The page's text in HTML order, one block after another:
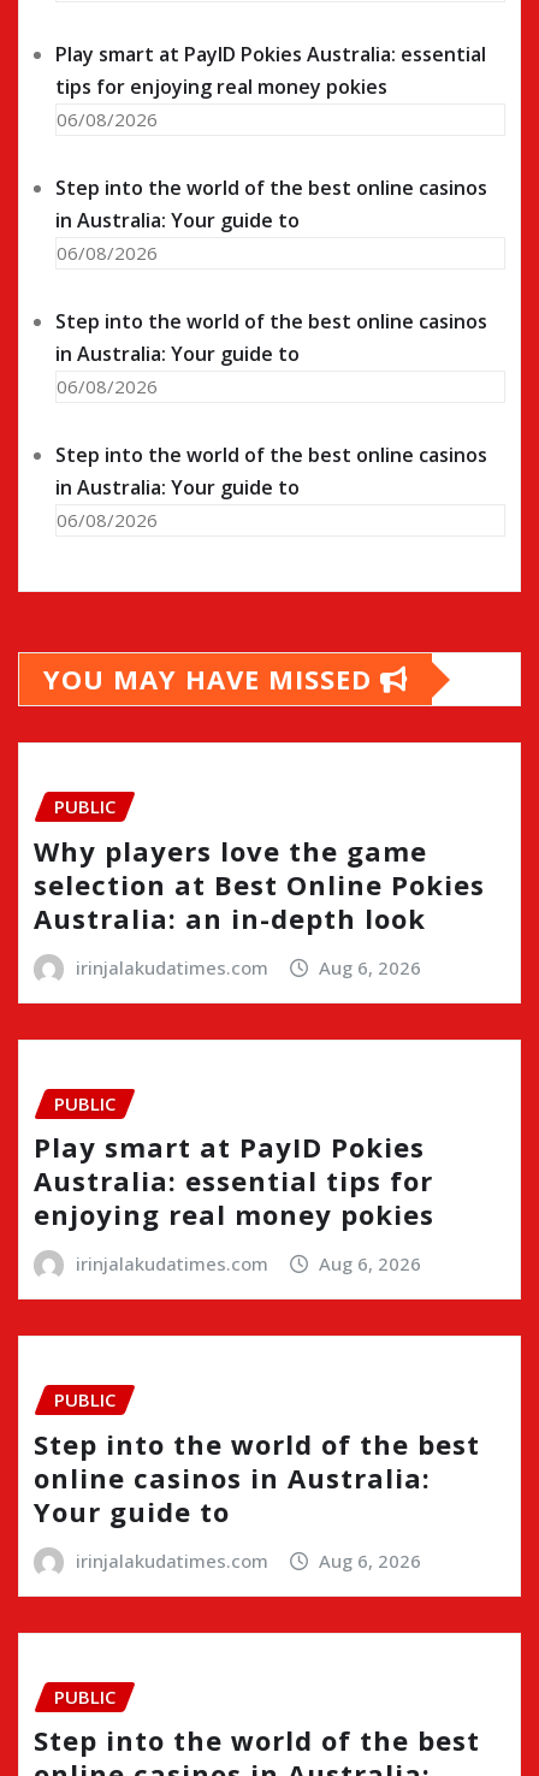
Play smart at PayID Pokies Australia: essential
tips for enjoying real money pokies
06/08/2026
Step into the world of the best online casinos
in Australia: Your guide to
06/08/2026
Step into the world of the best online casinos
in Australia: Your guide to
06/08/2026
Step into the world of the best online casinos
in Australia: Your guide to
06/08/2026
YOU MAY HAVE MISSED
PUBLIC
Why players love the game
selection at Best Online Pokies
Australia: an in-depth look
irinjalakudatimes.com Aug 6, 2026
PUBLIC
Play smart at PayID Pokies
Australia: essential tips for
enjoying real money pokies
irinjalakudatimes.com Aug 6, 2026
PUBLIC
Step into the world of the best
online casinos in Australia:
Your guide to
irinjalakudatimes.com Aug 6, 2026
PUBLIC
Step into the world of the best